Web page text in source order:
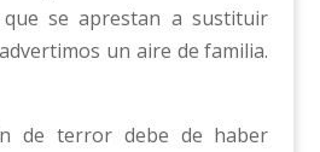
que se aprestan a sustituir
un aire de familia.
de terror debe de haber